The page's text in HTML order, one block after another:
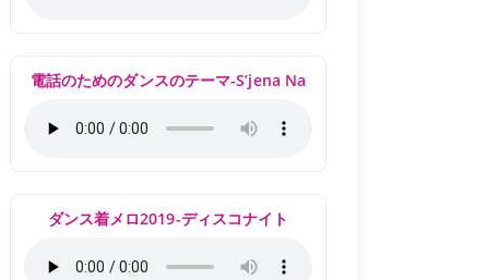
電話のためのダンスのテーマ-S’jena Na
ダンス着メロ2019-ディスコナイト